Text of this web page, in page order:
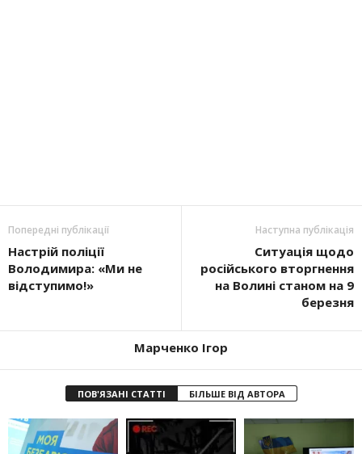
Попередні публікації
Настрій поліції
Володимира: «Ми не
відступимо!»
Наступна публікація
Ситуація щодо
російського вторгнення
на Волині станом на 9
березня
Марченко Ігор
ПОВ'ЯЗАНІ СТАТТІ БІЛЬШЕ ВІД АВТОРА